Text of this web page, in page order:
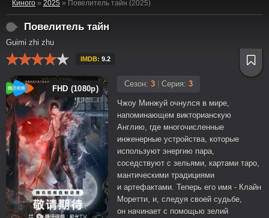
Киного » 2025 » Повелитель тайн (2025)
Повелитель тайн
Guimi zhi zhu
IMDB: 9.2
FHD (1080p)
Сезон: 3 Серия: 3
Чжоу Минжуй очнулся в мире,
напоминающем викторианскую
Англию, где многочисленные
инженерные устройства, которые
используют энергию пара,
соседствуют с зельями, картами таро,
мантическими традициями
и артефактами. Теперь его имя - Клайн
Моретти, и, следуя своей судьбе,
он начинает с помощью зелий